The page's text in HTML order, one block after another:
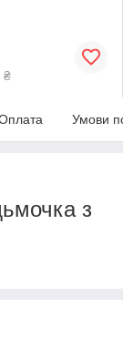
₴
Умови
з